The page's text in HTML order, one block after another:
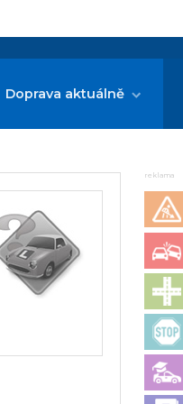
Doprava aktuálně
reklama